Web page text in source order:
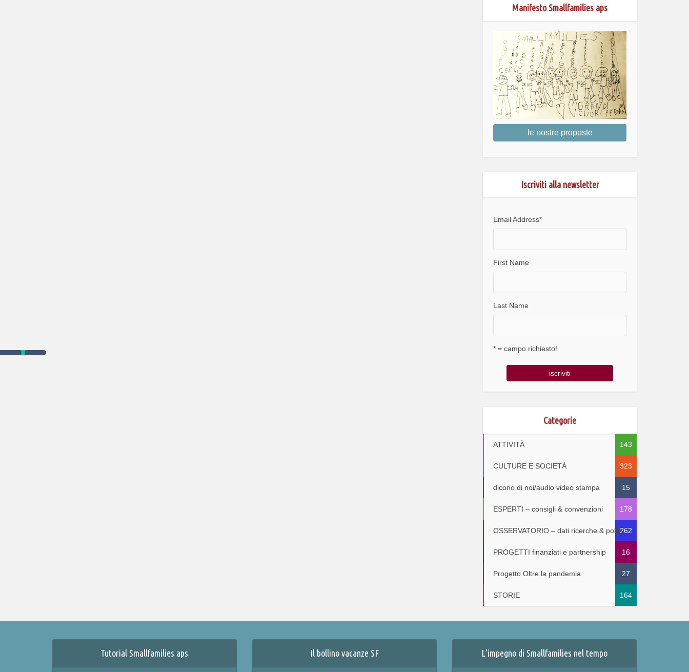
Manifesto Smallfamilies aps
le nostre proposte
Iscriviti alla newsletter
Email Address*
First Name
Last Name
* = campo richiesto!
Categorie
ATTIVITÀ 143
CULTURE E SOCIETÀ 323
dicono di noi/audio video stampa 15
ESPERTI – consigli & convenzioni 178
OSSERVATORIO – dati ricerche & policy262
PROGETTI finanziati e partnership 16
Progetto Oltre la pandemia 27
STORIE 164
Tutorial Smallfamilies aps Il bollino vacanze SF L’impegno di Smallfamilies nel tempo